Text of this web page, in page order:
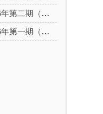
二期（上）
一期（下）